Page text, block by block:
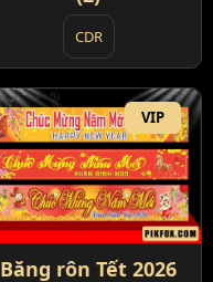
CDR
VIP
Băng rôn Tết 2026